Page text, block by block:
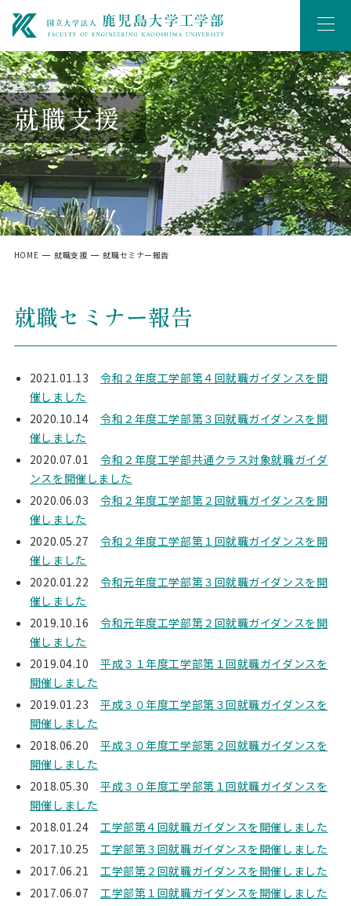
就職支援
HOME 就職支援 就職セミナー報告
就職セミナー報告
2021.01.13令和２年度工学部第４回就職ガイダンスを開
催しました
2020.10.14令和２年度工学部第３回就職ガイダンスを開
催しました
2020.07.01令和２年度工学部共通クラス対象就職ガイダ
ンスを開催しました
2020.06.03令和２年度工学部第２回就職ガイダンスを開
催しました
2020.05.27令和２年度工学部第１回就職ガイダンスを開
催しました
2020.01.22令和元年度工学部第３回就職ガイダンスを開
催しました
2019.10.16令和元年度工学部第２回就職ガイダンスを開
催しました
2019.04.10平成３１年度工学部第１回就職ガイダンスを
開催しました
2019.01.23平成３０年度工学部第３回就職ガイダンスを
開催しました
2018.06.20平成３０年度工学部第２回就職ガイダンスを
開催しました
2018.05.30平成３０年度工学部第１回就職ガイダンスを
開催しました
2018.01.24工学部第４回就職ガイダンスを開催しました
2017.10.25工学部第３回就職ガイダンスを開催しました
2017.06.21工学部第２回就職ガイダンスを開催しました
2017.06.07工学部第１回就職ガイダンスを開催しました